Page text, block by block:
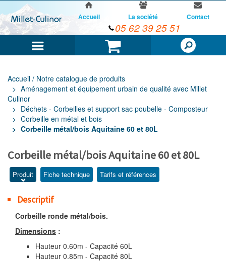
Panier
Accueil La société Contact
05 62 39 25 51
Accueil / Notre catalogue de produits
Aménagement et équipement urbain de qualité avec Millet
Culinor
Déchets - Corbeilles et support sac poubelle - Composteur
Corbeille en métal et bois
Corbeille métal/bois Aquitaine 60 et 80L
Corbeille métal/bois Aquitaine 60 et 80L
Produit Fiche technique Tarifs et références
Descriptif
Corbeille ronde métal/bois.
Dimensions :
Hauteur 0.60m - Capacité 60L
Hauteur 0.85m - Capacité 80L